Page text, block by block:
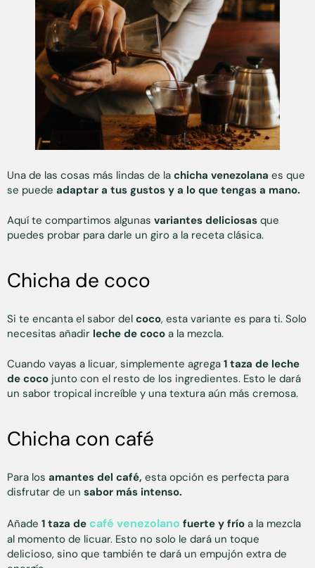
Una de las cosas más lindas de la chicha venezolana es que
se puede adaptar a tus gustos y a lo que tengas a mano.
Aquí te compartimos algunas variantes deliciosas que
puedes probar para darle un giro a la receta clásica.
Chicha de coco
Si te encanta el sabor del coco, esta variante es para ti. Solo
necesitas añadir leche de coco a la mezcla.
Cuando vayas a licuar, simplemente agrega 1 taza de leche
de coco junto con el resto de los ingredientes. Esto le dará
un sabor tropical increíble y una textura aún más cremosa.
Chicha con café
Para los amantes del café, esta opción es perfecta para
disfrutar de un sabor más intenso.
Añade 1 taza de café venezolano fuerte y frío a la mezcla
al momento de licuar. Esto no solo le dará un toque
delicioso, sino que también te dará un empujón extra de